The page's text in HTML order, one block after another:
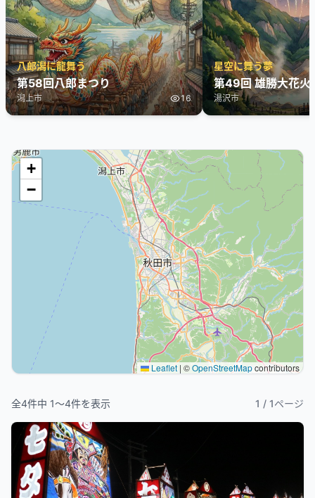
八郎潟に龍舞う
第58回八郎まつり
潟上市 16
星空に舞う夢
第49回 雄勝大花火
湯沢市
+
−
Leaflet | ©OpenStreetMapcontributors
全4件中 1〜4件を表示 1 / 1ページ